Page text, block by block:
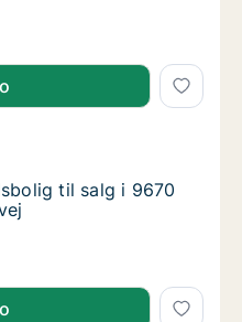
til salg i 9670
til salg i 9670
i 9670 Løgstør,
til salg i 9670
til salg i 9670
til salg i 9670